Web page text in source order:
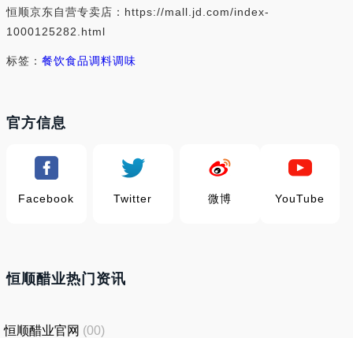
恒顺京东自营专卖店：https://mall.jd.com/index-
1000125282.html
标签： 餐饮食品调料调味
官方信息
Facebook Twitter 微博 YouTube
恒顺醋业热门资讯
恒顺醋业官网 (00)